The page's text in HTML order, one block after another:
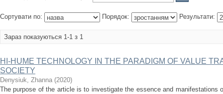
Сортувати по: Порядок: Результати:
Зараз показуються 1-1 з 1
HI-HUME TECHNOLOGY IN THE PARADIGM OF VALUE
SOCIETY
Denysiuk, Zhanna (2020)
The purpose of the article is to investigate the essence and manifestations